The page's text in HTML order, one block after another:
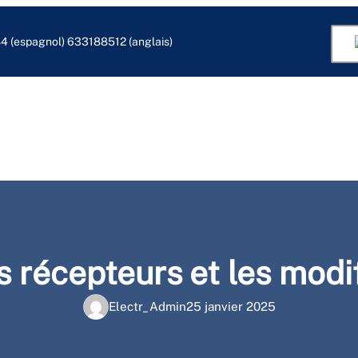
(espagnol) 633188512 (anglais)
récepteurs et les
Electr_Admin25 janvier 2025